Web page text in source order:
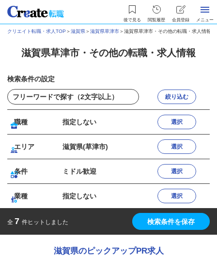
後で見る 閲覧履歴 会員登録 メニュー
クリエイト転職・求人TOP ＞滋賀県＞滋賀県草津市＞滋賀県草津市・その他の転職・求人情報
滋賀県草津市・その他の転職・求人情報
検索条件の設定
絞り込む
職種 指定しない 選択
エリア 滋賀県(草津市) 選択
条件 ミドル歓迎 選択
業種 指定しない 選択
全 7 件ヒットしました 検索条件を保存
滋賀県のピックアップPR求人